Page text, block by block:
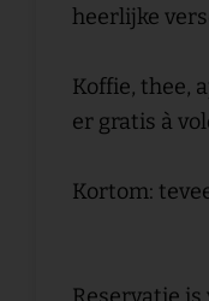
heerlijke
Koffie, thee,
er gratis à
Kortom: